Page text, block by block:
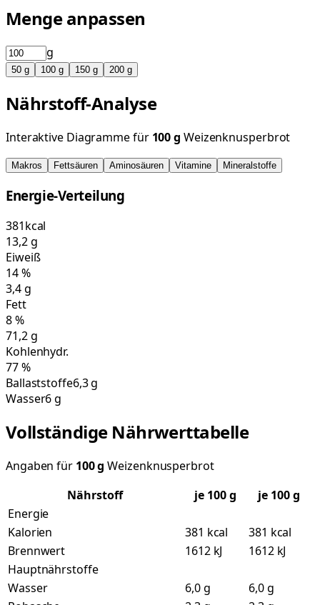
Menge anpassen
g
50 g 100 g 150 g 200 g
Nährstoff-Analyse
Interaktive Diagramme für 100g Weizenknusperbrot
Makros Fettsäuren Aminosäuren Vitamine Mineralstoffe
Energie-Verteilung
381kcal
13,2g
Eiweiß
14%
3,4g
Fett
8%
71,2g
Kohlenhydr.
77%
Ballaststoffe6,3 g
Wasser6 g
Vollständige Nährwerttabelle
Angaben für 100g Weizenknusperbrot
Nährstoff
je 100g
je 100 g
Energie
Kalorien
381 kcal
381 kcal
Brennwert
1612 kJ
1612 kJ
Hauptnährstoffe
Wasser
6,0 g
6,0 g